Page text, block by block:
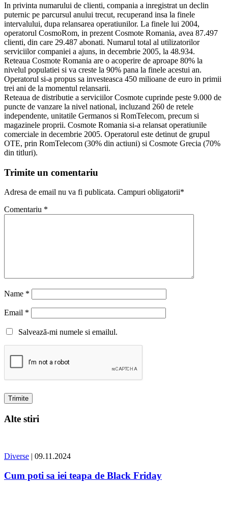
In privinta numarului de clienti, compania a inregistrat un declin
puternic pe parcursul anului trecut, recuperand insa la finele
intervalului, dupa relansarea operatiunilor. La finele lui 2004,
operatorul CosmoRom, in prezent Cosmote Romania, avea 87.497
clienti, din care 29.487 abonati. Numarul total al utilizatorilor
serviciilor companiei a ajuns, in decembrie 2005, la 48.934.
Reteaua Cosmote Romania are o acoperire de aproape 80% la
nivelul populatiei si va creste la 90% pana la finele acestui an.
Operatorul si-a propus sa investeasca 450 milioane de euro in primii
trei ani de la momentul relansarii.
Reteaua de distributie a serviciilor Cosmote cuprinde peste 9.000 de
puncte de vanzare la nivel national, incluzand 260 de retele
independente, unitatile Germanos si RomTelecom, precum si
magazinele proprii. Cosmote Romania si-a relansat operatiunile
comerciale in decembrie 2005. Operatorul este detinut de grupul
OTE, prin RomTelecom (30% din actiuni) si Cosmote Grecia (70%
din titluri).
Trimite un comentariu
Adresa de email nu va fi publicata. Campuri obligatorii*
Comentariu *
Name *
Email *
Salvează-mi numele si emailul.
Alte stiri
Diverse | 09.11.2024
Cum poti sa iei teapa de Black Friday